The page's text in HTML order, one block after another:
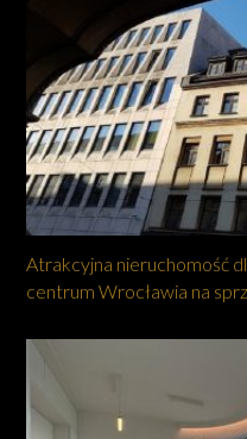
Atrakcyjna nieruchomość
centrum Wrocławia na